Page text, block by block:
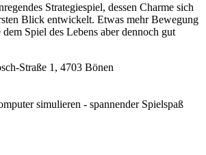
Strategiespiel, dessen Charme sich
Blick entwickelt. Etwas mehr Bewegung
Spiel des Lebens aber dennoch gut
Straße 1, 4703 Bönen
simulieren - spannender Spielspaß